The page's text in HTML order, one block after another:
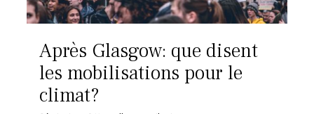
Après Glasgow: que disent
les mobilisations pour le
climat?